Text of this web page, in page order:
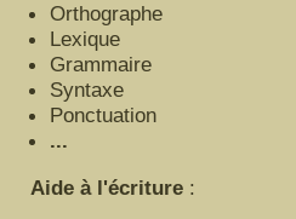
Orthographe
Lexique
Grammaire
Syntaxe
Ponctuation
...
Aide à l'écriture :